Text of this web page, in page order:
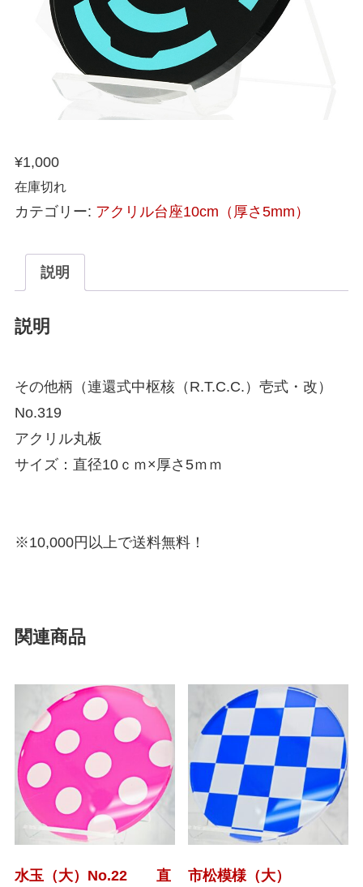
¥1,000
在庫切れ
カテゴリー: アクリル台座10cm（厚さ5mm）
説明
説明
その他柄（連還式中枢核（R.T.C.C.）壱式・改）
No.319
アクリル丸板
サイズ：直径10ｃｍ×厚さ5ｍｍ
※10,000円以上で送料無料！
関連商品
水玉（大）No.22 直
市松模様（大）